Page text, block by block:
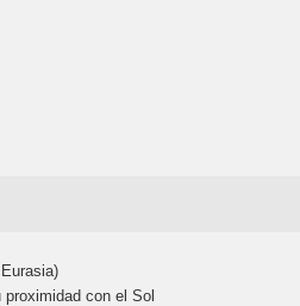
con el Sol